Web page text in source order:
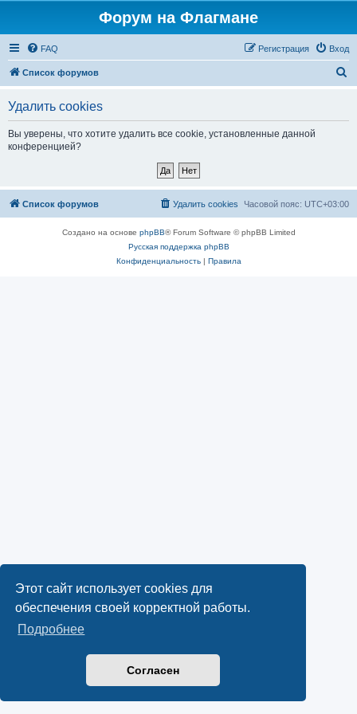
Этот сайт использует cookies для
обеспечения своей корректной работы.
Подробнее
Согласен
Форум на Флагмане
FAQ Вход
Регистрация
Список форумов
Удалить cookies
Вы уверены, что хотите удалить все cookie, установленные данной
конференцией?
Список форумов Часовой пояс: UTC+03:00
Удалить cookies
Создано на основе phpBB® Forum Software © phpBB Limited
Русская поддержка phpBB
Конфиденциальность| Правила